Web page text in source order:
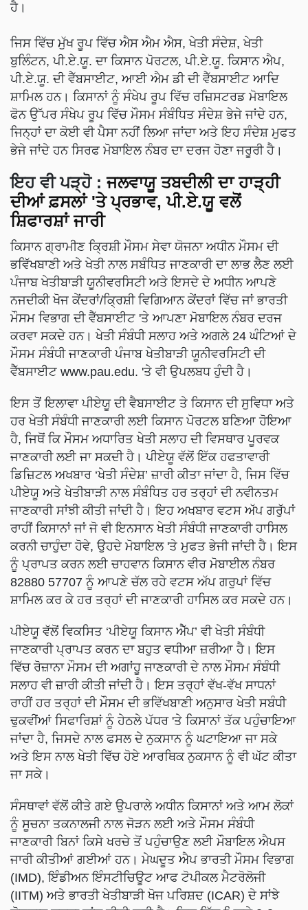
ਹੈ।
ਜਿਸ ਵਿੱਚ ਮੁੱਖ ਰੂਪ ਵਿੱਚ ਐਸ ਐਮ ਐਸ, ਖੇਤੀ ਸੰਦੇਸ਼, ਖੇਤੀ
ਬੁਲਿੰਟਨ, ਪੀ.ਏ.ਯੂ. ਦਾ ਕਿਸਾਨ ਪੋਰਟਲ, ਪੀ.ਏ.ਯੂ. ਕਿਸਾਨ ਐਪ,
ਪੀ.ਏ.ਯੂ. ਦੀ ਵੈੱਬਸਾਈਟ, ਆਈ ਐਮ ਡੀ ਦੀ ਵੈੱਬਸਾਈਟ ਆਦਿ
ਸ਼ਾਮਿਲ ਹਨ। ਕਿਸਾਨਾਂ ਨੂੰ ਸੰਖੇਪ ਰੂਪ ਵਿੱਚ ਰਜ਼ਿਸਟਰਡ ਮੋਬਾਇਲ
ਫੋਨ ਉੱਪਰ ਸੰਖੇਪ ਰੂਪ ਵਿੱਚ ਮੌਸਮ ਸੰਬੰਧਿਤ ਸੰਦੇਸ਼ ਭੇਜੇ ਜਾਂਦੇ ਹਨ,
ਜਿਨ੍ਹਾਂ ਦਾ ਕੋਈ ਵੀ ਪੈਸਾ ਨਹੀਂ ਲਿਆ ਜਾਂਦਾ ਅਤੇ ਇਹ ਸੰਦੇਸ਼ ਮੁਫਤ
ਭੇਜੇ ਜਾਂਦੇ ਹਨ ਸਿਰਫ ਮੋਬਾਇਲ ਨੰਬਰ ਦਾ ਦਰਜ ਹੋਣਾ ਜਰੂਰੀ ਹੈ।
ਇਹ ਵੀ ਪੜ੍ਹੋ : ਜਲਵਾਯੂ ਤਬਦੀਲੀ ਦਾ ਹਾੜ੍ਹੀ
ਦੀਆਂ ਫ਼ਸਲਾਂ 'ਤੇ ਪ੍ਰਭਾਵ, ਪੀ.ਏ.ਯੂ ਵਲੋਂ
ਸ਼ਿਫਾਰਸ਼ਾਂ ਜਾਰੀ
ਕਿਸਾਨ ਗ੍ਰਾਮੀਣ ਕ੍ਰਿਸ਼ੀ ਮੌਸਮ ਸੇਵਾ ਯੋਜਨਾ ਅਧੀਨ ਮੌਸਮ ਦੀ
ਭਵਿੱਖਬਾਣੀ ਅਤੇ ਖੇਤੀ ਨਾਲ ਸਬੰਧਿਤ ਜਾਣਕਾਰੀ ਦਾ ਲਾਭ ਲੈਣ ਲਈ
ਪੰਜਾਬ ਖੇਤੀਬਾੜੀ ਯੂਨੀਵਰਸਿਟੀ ਅਤੇ ਇਸਦੇ ਦੇ ਅਧੀਨ ਆਪਣੇ
ਨਜਦੀਕੀ ਖੋਜ ਕੇਂਦਰਾਂ/ਕ੍ਰਿਸ਼ੀ ਵਿਗਿਆਨ ਕੇਂਦਰਾਂ ਵਿੱਚ ਜਾਂ ਭਾਰਤੀ
ਮੌਸਮ ਵਿਭਾਗ ਦੀ ਵੈੱਬਸਾਈਟ 'ਤੇ ਆਪਣਾ ਮੋਬਾਇਲ ਨੰਬਰ ਦਰਜ
ਕਰਵਾ ਸਕਦੇ ਹਨ। ਖੇਤੀ ਸੰਬੰਧੀ ਸਲਾਹ ਅਤੇ ਅਗਲੇ 24 ਘੰਟਿਆਂ ਦੇ
ਮੌਸਮ ਸੰਬੰਧੀ ਜਾਣਕਾਰੀ ਪੰਜਾਬ ਖੇਤੀਬਾੜੀ ਯੂਨੀਵਰਸਿਟੀ ਦੀ
ਵੈੱਬਸਾਈਟ www.pau.edu. 'ਤੇ ਵੀ ਉਪਲਬਧ ਹੁੰਦੀ ਹੈ।
ਇਸ ਤੋਂ ਇਲਾਵਾ ਪੀਏਯੂ ਦੀ ਵੈਬਸਾਈਟ ਤੇ ਕਿਸਾਨ ਦੀ ਸੁਵਿਧਾ ਅਤੇ
ਹਰ ਖੇਤੀ ਸੰਬੰਧੀ ਜਾਣਕਾਰੀ ਲਈ ਕਿਸਾਨ ਪੋਰਟਲ ਬਣਿਆ ਹੋਇਆ
ਹੈ, ਜਿਥੋਂ ਕਿ ਮੌਸਮ ਅਧਾਰਿਤ ਖੇਤੀ ਸਲਾਹ ਦੀ ਵਿਸਥਾਰ ਪੂਰਵਕ
ਜਾਣਕਾਰੀ ਲਈ ਜਾ ਸਕਦੀ ਹੈ। ਪੀਏਯੂ ਵੱਲੋਂ ਇੱਕ ਹਫਤਾਵਾਰੀ
ਡਿਜ਼ਿਟਲ ਅਖਬਾਰ ‘ਖੇਤੀ ਸੰਦੇਸ਼’ ਜ਼ਾਰੀ ਕੀਤਾ ਜਾਂਦਾ ਹੈ, ਜਿਸ ਵਿੱਚ
ਪੀਏਯੂ ਅਤੇ ਖੇਤੀਬਾੜੀ ਨਾਲ ਸੰਬੰਧਿਤ ਹਰ ਤਰ੍ਹਾਂ ਦੀ ਨਵੀਨਤਮ
ਜਾਣਕਾਰੀ ਸਾਂਝੀ ਕੀਤੀ ਜਾਂਦੀ ਹੈ। ਇਹ ਅਖਬਾਰ ਵਟਸ ਅੱਪ ਗਰੁੱਪਾਂ
ਰਾਹੀਂ ਕਿਸਾਨਾਂ ਜਾਂ ਜੋ ਵੀ ਇਨਸਾਨ ਖੇਤੀ ਸੰਬੰਧੀ ਜਾਣਕਾਰੀ ਹਾਸਿਲ
ਕਰਨੀ ਚਾਹੁੰਦਾ ਹੋਵੇ, ਉਹਦੇ ਮੋਬਾਇਲ 'ਤੇ ਮੁਫਤ ਭੇਜੀ ਜਾਂਦੀ ਹੈ। ਇਸ
ਨੂੰ ਪ੍ਰਾਪਤ ਕਰਨ ਲਈ ਚਾਹਵਾਨ ਕਿਸਾਨ ਵੀਰ ਮੋਬਾਈਲ ਨੰਬਰ
82880 57707 ਨੂੰ ਆਪਣੇ ਚੱਲ ਰਹੇ ਵਟਸ ਅੱਪ ਗਰੁਪਾਂ ਵਿੱਚ
ਸ਼ਾਮਿਲ ਕਰ ਕੇ ਹਰ ਤਰ੍ਹਾਂ ਦੀ ਜਾਣਕਾਰੀ ਹਾਸਿਲ ਕਰ ਸਕਦੇ ਹਨ।
ਪੀਏਯੂ ਵੱਲੋਂ ਵਿਕਸਿਤ ‘ਪੀਏਯੂ ਕਿਸਾਨ ਐੱਪ’ ਵੀ ਖੇਤੀ ਸੰਬੰਧੀ
ਜਾਣਕਾਰੀ ਪ੍ਰਾਪਤ ਕਰਨ ਦਾ ਬਹੁਤ ਵਧੀਆ ਜ਼ਰੀਆ ਹੈ। ਇਸ
ਵਿੱਚ ਰੋਜ਼ਾਨਾ ਮੌਸਮ ਦੀ ਅਗਾਂਹੂ ਜਾਣਕਾਰੀ ਦੇ ਨਾਲ ਮੌਸਮ ਸੰਬੰਧੀ
ਸਲਾਹ ਵੀ ਜ਼ਾਰੀ ਕੀਤੀ ਜਾਂਦੀ ਹੈ। ਇਸ ਤਰ੍ਹਾਂ ਵੱਖ-ਵੱਖ ਸਾਧਨਾਂ
ਰਾਹੀਂ ਹਰ ਤਰ੍ਹਾਂ ਦੀ ਮੌਸਮ ਦੀ ਭਵਿੱਖਬਾਣੀ ਅਨੁਸਾਰ ਖੇਤੀ ਸਬੰਧੀ
ਢੁਕਵੀਂਆਂ ਸਿਫਾਰਿਸ਼ਾਂ ਨੂੰ ਹੇਠਲੇ ਪੱਧਰ 'ਤੇ ਕਿਸਾਨਾਂ ਤੱਕ ਪਹੁੰਚਾਇਆ
ਜਾਂਦਾ ਹੈ, ਜਿਸਦੇ ਨਾਲ ਫਸਲ ਦੇ ਨੁਕਸਾਨ ਨੂੰ ਘਟਾਇਆ ਜਾ ਸਕੇ
ਅਤੇ ਇਸ ਨਾਲ ਖੇਤੀ ਵਿੱਚ ਹੋਏ ਆਰਥਿਕ ਨੁਕਸਾਨ ਨੂੰ ਵੀ ਘੱਟ ਕੀਤਾ
ਜਾ ਸਕੇ।
ਸੰਸਥਾਵਾਂ ਵੱਲੋਂ ਕੀਤੇ ਗਏ ਉਪਰਾਲੇ ਅਧੀਨ ਕਿਸਾਨਾਂ ਅਤੇ ਆਮ ਲੋਕਾਂ
ਨੂੰ ਸੂਚਨਾ ਤਕਨਾਲਜੀ ਨਾਲ ਜੋੜਨ ਲਈ ਅਤੇ ਮੌਸਮ ਸੰਬੰਧੀ
ਜਾਣਕਾਰੀ ਬਿਨਾਂ ਕਿਸੇ ਖਰਚੇ ਤੋਂ ਪਹੁੰਚਾਉਣ ਲਈ ਮੌਬਾਇਲ ਐਪਸ
ਜਾਰੀ ਕੀਤੀਆਂ ਗਈਆਂ ਹਨ। ਮੇਘਦੂਤ ਐਪ ਭਾਰਤੀ ਮੌਸਮ ਵਿਭਾਗ
(IMD), ਇੰਡੀਅਨ ਇੰਸਟੀਚਿਊਟ ਆਫ ਟੋਪੀਕਲ ਮੈਟਰੋਲੋਜੀ
(IITM) ਅਤੇ ਭਾਰਤੀ ਖੇਤੀਬਾੜੀ ਖੋਜ ਪਰਿਸ਼ਦ (ICAR) ਦੇ ਸਾਂਝੇ